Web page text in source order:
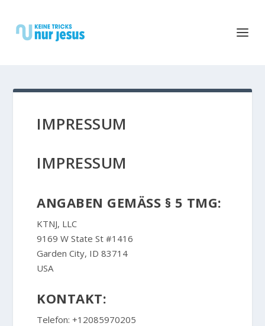
IMPRESSUM
IMPRESSUM
ANGABEN GEMÄSS § 5 TMG:
KTNJ, LLC
9169 W State St #1416
Garden City, ID 83714
USA
KONTAKT:
Telefon: +12085970205